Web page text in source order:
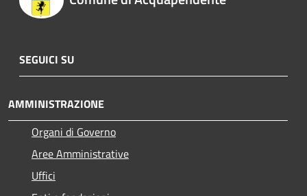
SEGUICI SU
AMMINISTRAZIONE
Organi di Governo
Aree Amministrative
Uffici